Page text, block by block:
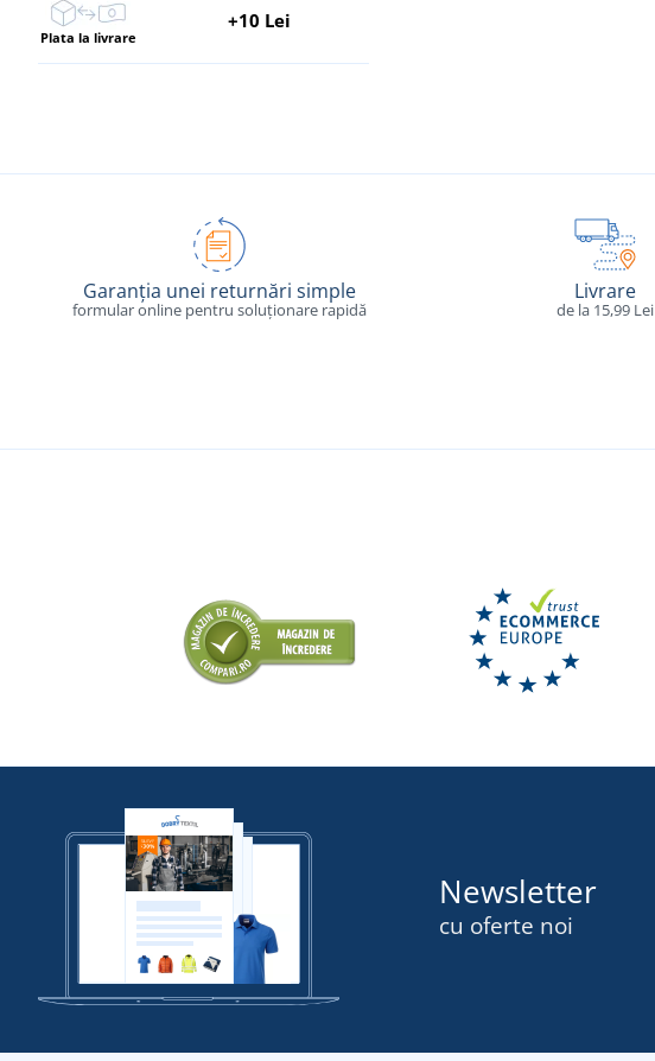
Plata la livrare
+10 Lei
Garanția unei returnări simple
formular online pentru soluționare rapidă
Livrare
de la 15,99 Lei
Newsletter
cu oferte noi